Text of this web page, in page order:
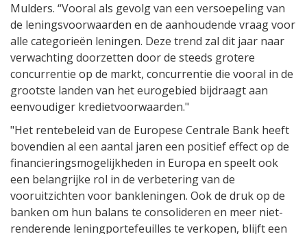
Mulders. “Vooral als gevolg van een versoepeling van
de leningsvoorwaarden en de aanhoudende vraag voor
alle categorieën leningen. Deze trend zal dit jaar naar
verwachting doorzetten door de steeds grotere
concurrentie op de markt, concurrentie die vooral in de
grootste landen van het eurogebied bijdraagt ​​aan
eenvoudiger kredietvoorwaarden."
"Het rentebeleid van de Europese Centrale Bank heeft
bovendien al een aantal jaren een positief effect op de
financieringsmogelijkheden in Europa en speelt ook
een belangrijke rol in de verbetering van de
vooruitzichten voor bankleningen. Ook de druk op de
banken om hun balans te consolideren en meer niet-
renderende leningportefeuilles te verkopen, blijft een